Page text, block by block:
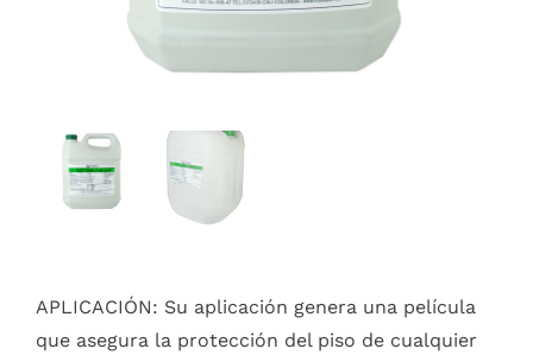
APLICACIÓN: Su aplicación genera una película
que asegura la protección del piso de cualquier